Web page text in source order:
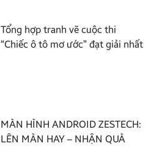
Tổng hợp tranh vẽ cuộc thi
“Chiếc ô tô mơ ước” đạt giải nhất
MÀN HÌNH ANDROID ZESTECH:
LÊN MÀN HAY – NHẬN QUÀ